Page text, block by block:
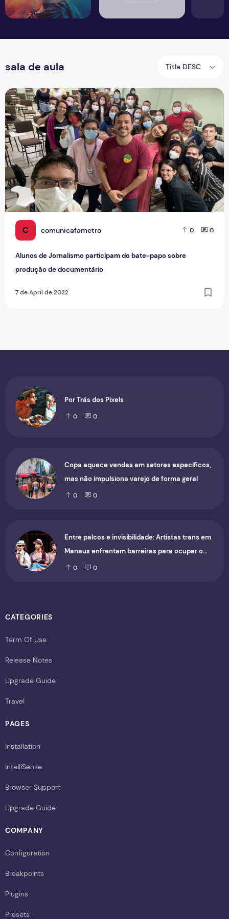
sala de aula Title DESC
C comunicafametro 0 0
Alunos de Jornalismo participam do bate-papo sobre
produção de documentário
7 de April de 2022
Alunos de Jornalismo participam do bate-papo sobre
Por Trás dos Pixels
0 0
Copa aquece vendas em setores específicos,
mas não impulsiona varejo de forma geral
0 0
Entre palcos e invisibilidade: Artistas trans em
Manaus enfrentam barreiras para ocupar o
cenário cultural
0 0
CATEGORIES
Term Of Use
Release Notes
Upgrade Guide
Travel
PAGES
Installation
IntelliSense
Browser Support
Upgrade Guide
COMPANY
Configuration
Breakpoints
Plugins
Presets